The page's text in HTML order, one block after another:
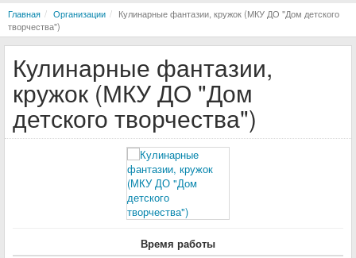
Главная Организации
Кулинарные фантазии, кружок (МКУ ДО "Дом детского
творчества")
Кулинарные фантазии,
кружок (МКУ ДО "Дом
детского творчества")
Время работы